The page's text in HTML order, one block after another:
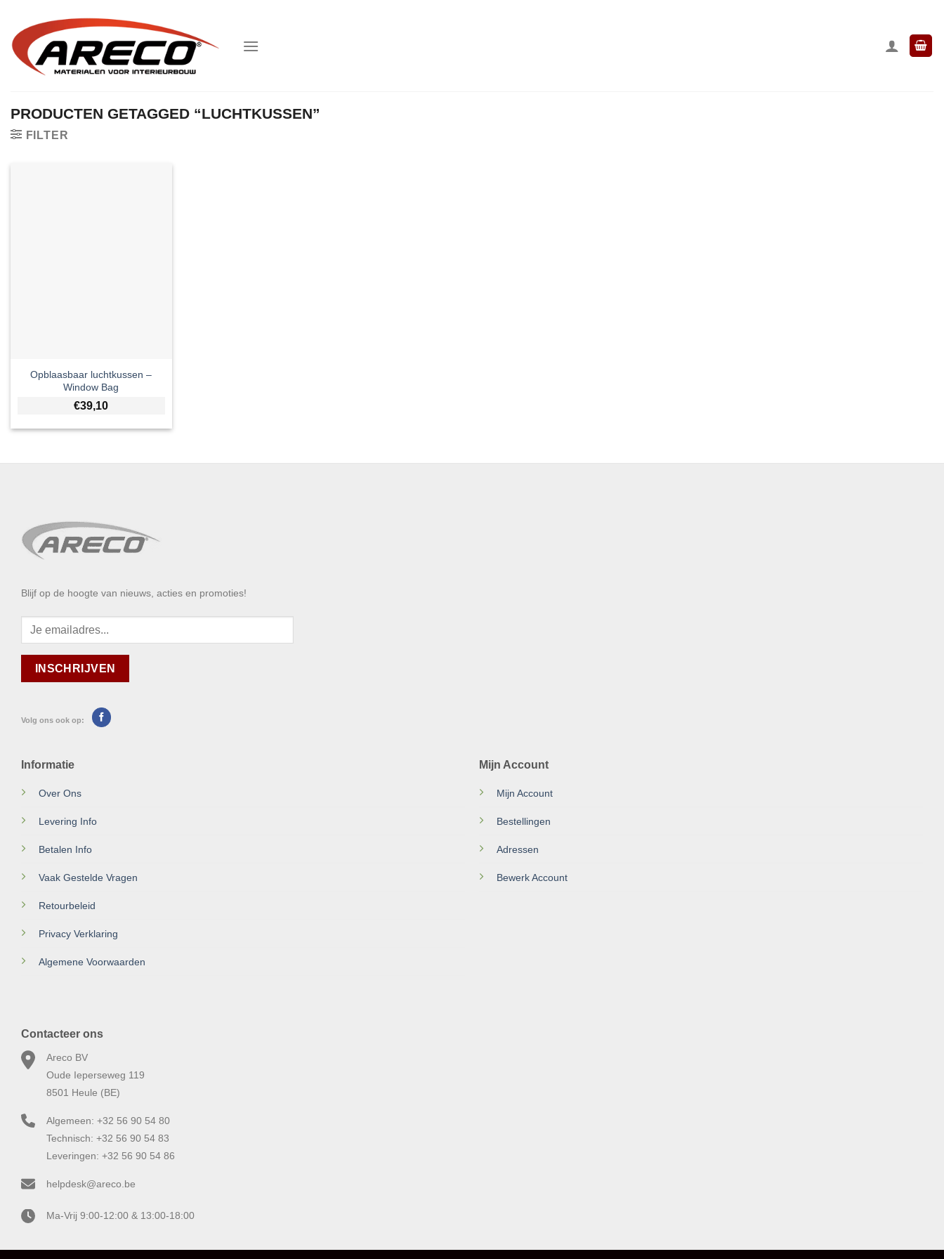
inhoud
PRODUCTEN GETAGGED “LUCHTKUSSEN”
FILTER
Opblaasbaar luchtkussen –
Window Bag
€39,10
Blijf op de hoogte van nieuws, acties en promoties!
Volg ons ook op:
Informatie
Over Ons
Levering Info
Betalen Info
Vaak Gestelde Vragen
Retourbeleid
Privacy Verklaring
Algemene Voorwaarden
Mijn Account
Mijn Account
Bestellingen
Adressen
Bewerk Account
Contacteer ons
Areco BV
Oude Ieperseweg 119
8501 Heule (BE)
Algemeen: +32 56 90 54 80
Technisch: +32 56 90 54 83
Leveringen: +32 56 90 54 86
helpdesk@areco.be
Ma-Vrij 9:00-12:00 & 13:00-18:00